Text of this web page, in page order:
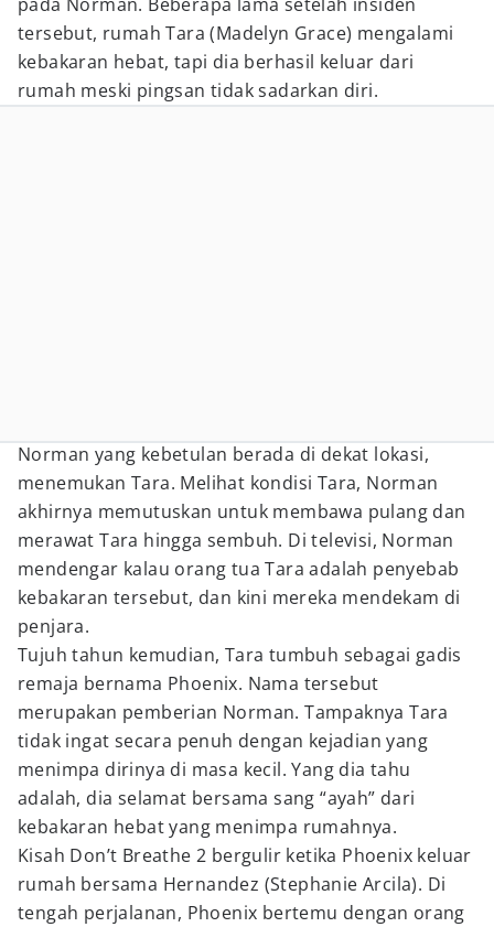
tersebut, rumah Tara (Madelyn Grace) mengalami
kebakaran hebat, tapi dia berhasil keluar dari
rumah meski pingsan tidak sadarkan diri.
Norman yang kebetulan berada di dekat lokasi,
menemukan Tara. Melihat kondisi Tara, Norman
akhirnya memutuskan untuk membawa pulang dan
merawat Tara hingga sembuh. Di televisi, Norman
mendengar kalau orang tua Tara adalah penyebab
kebakaran tersebut, dan kini mereka mendekam di
penjara.
Tujuh tahun kemudian, Tara tumbuh sebagai gadis
remaja bernama Phoenix. Nama tersebut
merupakan pemberian Norman. Tampaknya Tara
tidak ingat secara penuh dengan kejadian yang
menimpa dirinya di masa kecil. Yang dia tahu
adalah, dia selamat bersama sang “ayah” dari
kebakaran hebat yang menimpa rumahnya.
Kisah Don’t Breathe 2 bergulir ketika Phoenix keluar
rumah bersama Hernandez (Stephanie Arcila). Di
tengah perjalanan, Phoenix bertemu dengan orang